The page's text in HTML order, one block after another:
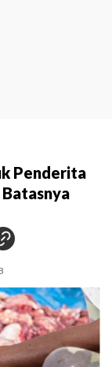
Penderita